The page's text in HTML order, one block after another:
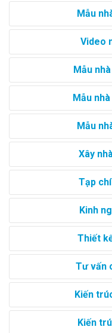
Mẫu
Video
Mẫu
Mẫu
Mẫu
Xây
Tạp
Kinh
Thiết
Tư vấn
Kiến
Kiến